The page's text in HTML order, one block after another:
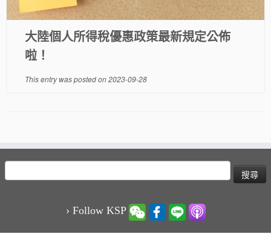
大陸個人所得稅優惠政策最新規定公佈
啦！
This entry was posted on2023-09-28
尋
› Follow KSP